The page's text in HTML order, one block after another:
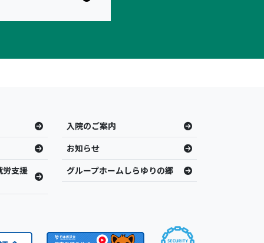
入院のご案内
お知らせ
労支援
グループホームしらゆりの郷